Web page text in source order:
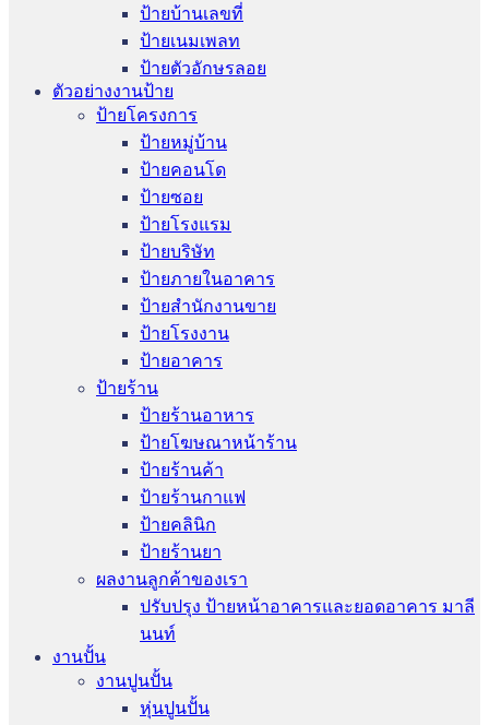
ป้ายบ้านเลขที่
ป้ายเนมเพลท
ป้ายตัวอักษรลอย
ตัวอย่างงานป้าย
ป้ายโครงการ
ป้ายหมู่บ้าน
ป้ายคอนโด
ป้ายซอย
ป้ายโรงแรม
ป้ายบริษัท
ป้ายภายในอาคาร
ป้ายสำนักงานขาย
ป้ายโรงงาน
ป้ายอาคาร
ป้ายร้าน
ป้ายร้านอาหาร
ป้ายโฆษณาหน้าร้าน
ป้ายร้านค้า
ป้ายร้านกาแฟ
ป้ายคลินิก
ป้ายร้านยา
ผลงานลูกค้าของเรา
ปรับปรุง ป้ายหน้าอาคารและยอดอาคาร มาลี
นนท์
งานปั้น
งานปูนปั้น
หุ่นปูนปั้น